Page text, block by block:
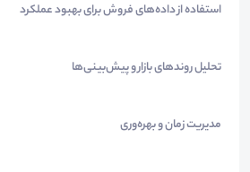
استفاده از داده‌های فروش برای بهبود عملکرد
تحلیل روندهای بازار و پیش‌بینی‌ها
مدیریت زمان و بهره‌وری